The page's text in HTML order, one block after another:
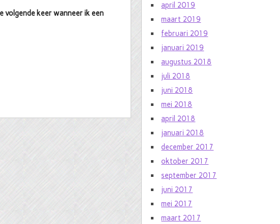
volgende keer wanneer ik een
april 2019
maart 2019
februari 2019
januari 2019
augustus 2018
juli 2018
juni 2018
mei 2018
april 2018
januari 2018
december 2017
oktober 2017
september 2017
juni 2017
mei 2017
maart 2017